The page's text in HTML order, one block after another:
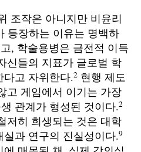
조작은 아니지만 비윤리
등장하는 이유는 명백하
, 학술용병은 금전적 이득
신들의 지표가 글로벌 학
고 자위한다.2 현행 제도
고 게임에서 이기는 가장
관계가 형성된 것이다.2
저히 희생되는 것은 대학
과 연구의 진실성이다.9